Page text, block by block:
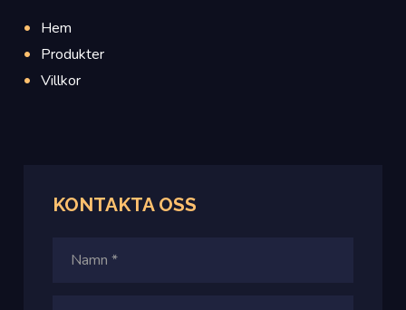
Hem
Produkter
Villkor
KONTAKTA OSS